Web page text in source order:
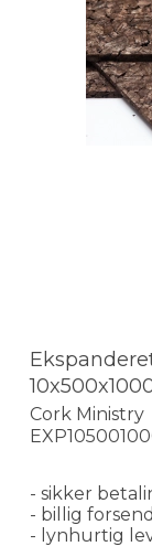
Cork Ministry
- sikker
- billig
- lynhurtig